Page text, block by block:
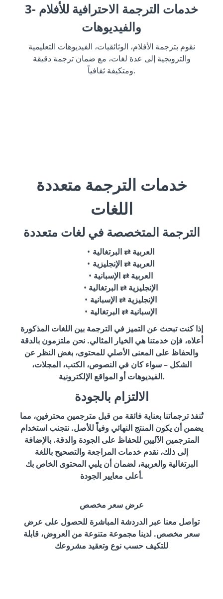
3- خدمات الترجمة الاحترافية للأفلام
والفيديوهات
نقوم بترجمة الأفلام، الوثائقيات، الفيديوهات التعليمية
والترويجية إلى عدة لغات، مع ضمان ترجمة دقيقة
ومتكيفة ثقافياً.
خدمات الترجمة متعددة
اللغات
الترجمة المتخصصة في لغات متعددة
العربية ⇄ البرتغالية
العربية ⇄ الإنجليزية
العربية ⇄ الإسبانية
الإنجليزية ⇄ البرتغالية
الإنجليزية ⇄ الإسبانية
الإسبانية ⇄ البرتغالية
إذا كنت تبحث عن التميز في الترجمة بين اللغات المذكورة
أعلاه، فإن خدمتنا هي الخيار المثالي. نحن ملتزمون بالدقة
والحفاظ على المعنى الأصلي للمحتوى، بغض النظر عن
الشكل – سواء كان في النصوص، الكتب، المجلات،
الفيديوهات أو المواقع الإلكترونية.
الالتزام بالجودة
تُنفذ ترجماتنا بعناية فائقة من قبل مترجمين محترفين، مما
يضمن أن يكون المنتج النهائي وفياً للأصل. نتجنب استخدام
المترجمين الآليين للحفاظ على الجودة والدقة. بالإضافة
إلى ذلك، نقدم خدمات المراجعة والتصحيح باللغة
البرتغالية والعربية، لضمان أن يلبي المحتوى الخاص بك
أعلى معايير الجودة.
عرض سعر مخصص
تواصل معنا عبر الدردشة المباشرة للحصول على عرض
سعر مخصص. لدينا مجموعة متنوعة من العروض، قابلة
للتكيف حسب نوع وتعقيد مشروعك